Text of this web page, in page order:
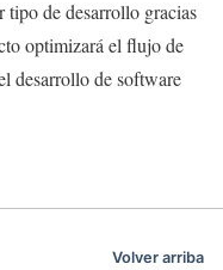
tipo de desarrollo gracias
optimizará el flujo de
desarrollo de software
Volver arriba